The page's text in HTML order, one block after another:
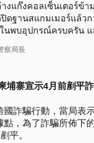
งแก๊งคอลเซ็นเตอร์ข้
ดฐานสแกมเมอร์แล้ว
นพบอุปกรณ์ครบครัน แ
察局長
埔寨宣示4月前剷平
國詐騙行動，當局表
點，為了詐騙所佈下
平。